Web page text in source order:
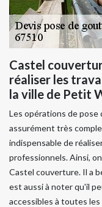
Castel
réaliser les
la ville de Petit
Les opérations de
assurément très
indispensable de
professionnels. Ainsi,
Castel couverture. Il a
est aussi à noter qu'il
accessibles à toutes